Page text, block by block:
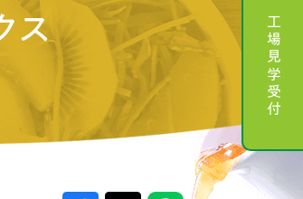
工場見学受付
ス